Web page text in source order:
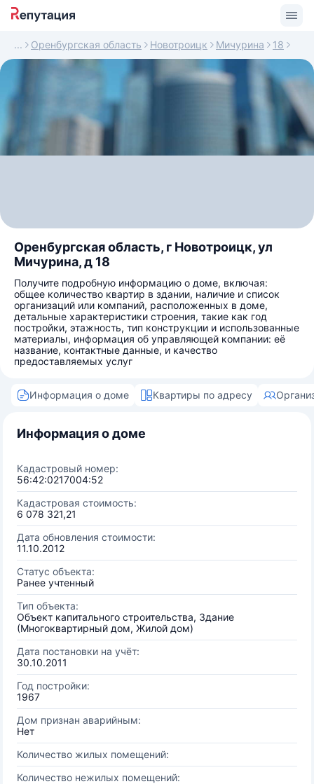
Оренбургская область Новотроицк Мичурина 18
Оренбургская область, г Новотроицк, ул
Мичурина, д 18
Получите подробную информацию о доме, включая:
общее количество квартир в здании, наличие и список
организаций или компаний, расположенных в доме,
детальные характеристики строения, такие как год
постройки, этажность, тип конструкции и использованные
материалы, информация об управляющей компании: её
название, контактные данные, и качество
предоставляемых услуг
Информация о доме Квартиры по адресу
Информация о доме
Кадастровый номер:
56:42:0217004:52
Кадастровая стоимость:
6 078 321,21
Дата обновления стоимости:
11.10.2012
Статус объекта:
Ранее учтенный
Тип объекта:
Объект капитального строительства, Здание
(Многоквартирный дом, Жилой дом)
Дата постановки на учёт:
30.10.2011
Год постройки:
1967
Дом признан аварийным:
Нет
Количество жилых помещений:
Количество нежилых помещений: